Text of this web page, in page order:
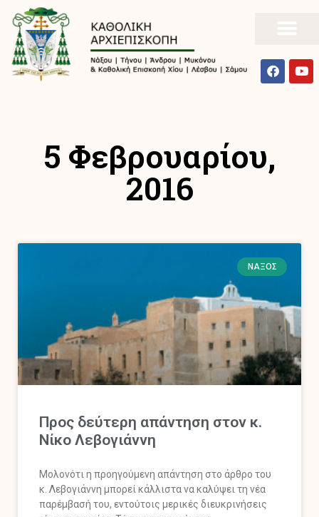
5 Φεβρουαρίου,
2016
ΝΆΞΟΣ
Προς δεύτερη απάντηση στον κ.
Νίκο Λεβογιάννη
Μολονότι η προηγούμενη απάντηση στο άρθρο του
κ. Λεβογιάννη μπορεί κάλλιστα να καλύψει τη νέα
παρέμβασή του, εντούτοις μερικές διευκρινήσεις